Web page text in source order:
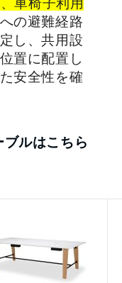
車椅子利用
の避難経路
し、共用設
置に配置し
安全性を確
ブルはこちら